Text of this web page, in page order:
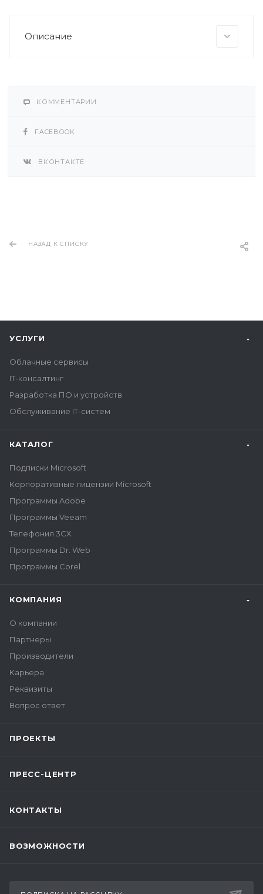
Описание
КОММЕНТАРИИ
FACEBOOK
ВКОНТАКТЕ
НАЗАД К СПИСКУ
УСЛУГИ
Облачные сервисы
IT-консалтинг
Разработка ПО и устройств
Обслуживание IT-систем
КАТАЛОГ
Подписки Microsoft
Корпоративные лицензии Microsoft
Программы Adobe
Программы Veeam
Телефония 3CX
Программы Dr. Web
Программы Corel
КОМПАНИЯ
О компании
Партнеры
Производители
Карьера
Реквизиты
Вопрос ответ
ПРОЕКТЫ
ПРЕСС-ЦЕНТР
КОНТАКТЫ
ВОЗМОЖНОСТИ